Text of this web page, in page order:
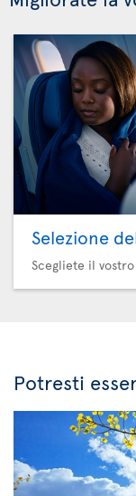
Selezione
Scegliete il
Potresti